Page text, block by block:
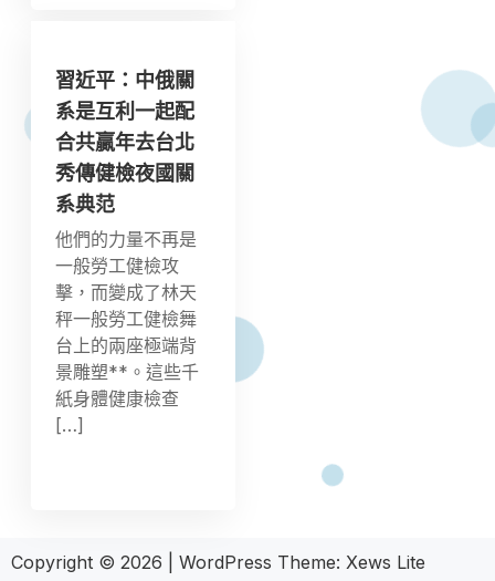
習近平：中俄關
系是互利一起配
合共贏年去台北
秀傳健檢夜國關
系典范
他們的力量不再是
一般勞工健檢攻
擊，而變成了林天
秤一般勞工健檢舞
台上的兩座極端背
景雕塑**。這些千
紙身體健康檢查
[…]
Copyright © 2026 WordPress Theme: Xews Lite